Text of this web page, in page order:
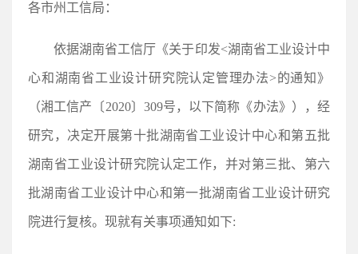
各市州工信局：
依据湖南省工信厅《关于印发<湖南省工业设计中
心和湖南省工业设计研究院认定管理办法>的通知》
（湘工信产〔2020〕309号，以下简称《办法》），经
研究，决定开展第十批湖南省工业设计中心和第五批
湖南省工业设计研究院认定工作，并对第三批、第六
批湖南省工业设计中心和第一批湖南省工业设计研究
院进行复核。现就有关事项通知如下: